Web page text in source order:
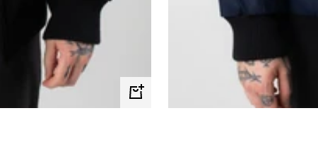
Schnellansicht